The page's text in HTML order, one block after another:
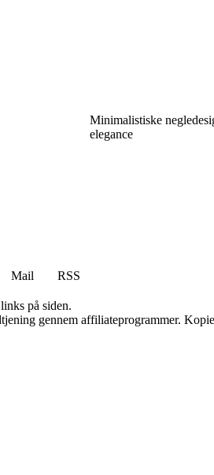
Minimalistiske
elegance
Mail
RSS
på siden.
gennem affiliateprogrammer.